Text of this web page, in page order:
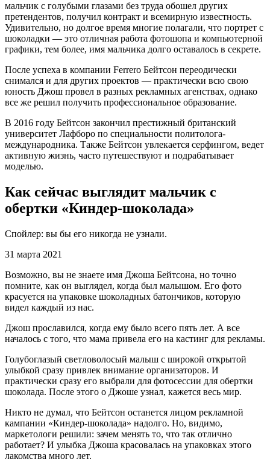
мальчик с голубыми глазами без труда обошел других
претендентов, получил контракт и всемирную известность.
Удивительно, но долгое время многие полагали, что портрет с
шоколадки — это отличная работа фотошопа и компьютерной
графики, тем более, имя мальчика долго оставалось в секрете.
После успеха в компании Ferrero Бейтсон переодически
снимался и для других проектов — практически всю свою
юность Джош провел в разных рекламных агенствах, однако
все же решил получить профессиональное образование.
В 2016 году Бейтсон закончил престижный британский
университет Лафборо по специальности политолога-
международника. Также Бейтсон увлекается серфингом, ведет
активную жизнь, часто путешествуют и подрабатывает
моделью.
Как сейчас выглядит мальчик с
обертки «Киндер-шоколада»
Спойлер: вы бы его никогда не узнали.
31 марта 2021
Возможно, вы не знаете имя Джоша Бейтсона, но точно
помните, как он выглядел, когда был малышом. Его фото
красуется на упаковке шоколадных батончиков, которую
видел каждый из нас.
Джош прославился, когда ему было всего пять лет. А все
началось с того, что мама привела его на кастинг для рекламы.
Голубоглазый светловолосый малыш с широкой открытой
улыбкой сразу привлек внимание организаторов. И
практически сразу его выбрали для фотосессии для обертки
шоколада. После этого о Джоше узнал, кажется весь мир.
Никто не думал, что Бейтсон останется лицом рекламной
кампании «Киндер-шоколада» надолго. Но, видимо,
маркетологи решили: зачем менять то, что так отлично
работает? И улыбка Джоша красовалась на упаковках этого
лакомства много лет.